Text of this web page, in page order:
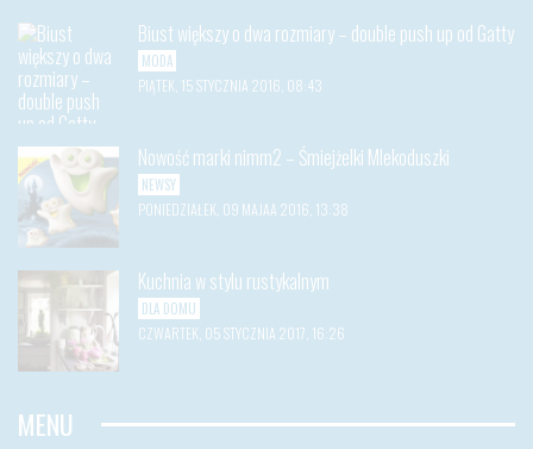
Biust większy o dwa rozmiary – double push up od Gatty
MODA
PIĄTEK, 15 STYCZNIA 2016, 08:43
Nowość marki nimm2 – Śmiejżelki Mlekoduszki
NEWSY
PONIEDZIAŁEK, 09 MAJAA 2016, 13:38
Kuchnia w stylu rustykalnym
DLA DOMU
CZWARTEK, 05 STYCZNIA 2017, 16:26
MENU